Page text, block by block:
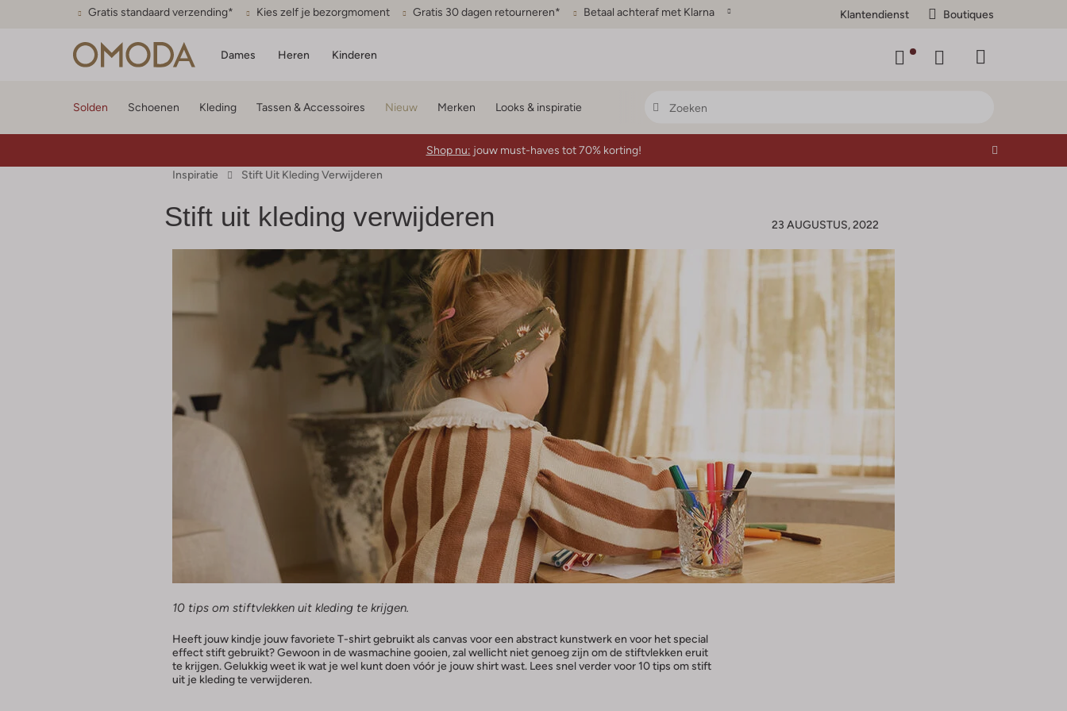
Gratis standaard verzending* Kies zelf je bezorgmoment Gratis 30 dagen retourneren* Betaal achteraf met Klarna Klantendienst Boutiques
Dames Heren Kinderen
Solden Schoenen Kleding Tassen & Accessoires Nieuw Merken Looks & inspiratie
Shop nu: jouw must-haves tot 70% korting!
Inspiratie
Stift Uit Kleding Verwijderen
Stift uit kleding verwijderen 23 AUGUSTUS, 2022
10 tips om stiftvlekken uit kleding te krijgen.
Heeft jouw kindje jouw favoriete T-shirt gebruikt als canvas voor een abstract kunstwerk en voor het special
effect stift gebruikt? Gewoon in de wasmachine gooien, zal wellicht niet genoeg zijn om de stiftvlekken eruit
te krijgen. Gelukkig weet ik wat je wel kunt doen vóór je jouw shirt wast. Lees snel verder voor 10 tips om stift
uit je kleding te verwijderen.